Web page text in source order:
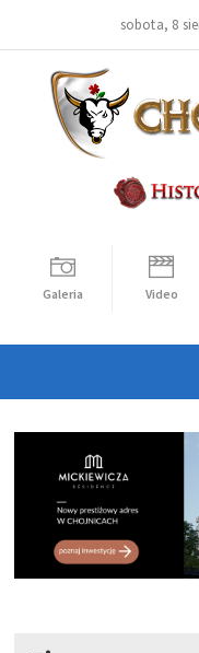
sobota, 8
Galeria Video